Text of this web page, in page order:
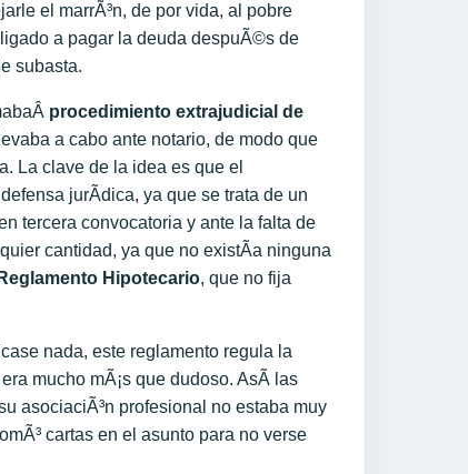
el marrÃ³n, de por vida, al pobre
a pagar la deuda despuÃ©s de
subasta.
procedimiento extrajudicial de
a cabo ante notario, de modo que
. La clave de la idea es que el
jurÃ­dica, ya que se trata de un
tercera convocatoria y ante la falta de
cantidad, ya que no existÃ­a ninguna
Hipotecario, que no fija
nada, este reglamento regula la
mucho mÃ¡s que dudoso. AsÃ­ las
asociaciÃ³n profesional no estaba muy
cartas en el asunto para no verse